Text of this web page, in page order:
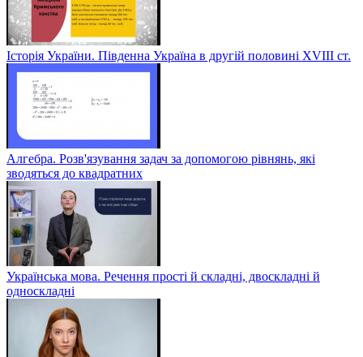
Історія України. Південна Україна в другій половині ХVІІІ ст.
Алгебра. Розв'язування задач за допомогою рівнянь, які
зводяться до квадратних
Українська мова. Речення прості й складні, двоскладні й
односкладні